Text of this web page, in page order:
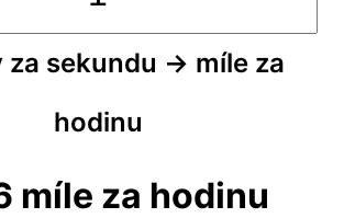
za sekundu → míle za
hodinu
míle za hodinu